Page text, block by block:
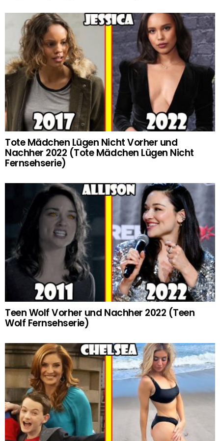
Tote Mädchen Lügen Nicht Vorher und
Nachher 2022 (Tote Mädchen Lügen Nicht
Fernsehserie)
Teen Wolf Vorher und Nachher 2022 (Teen
Wolf Fernsehserie)